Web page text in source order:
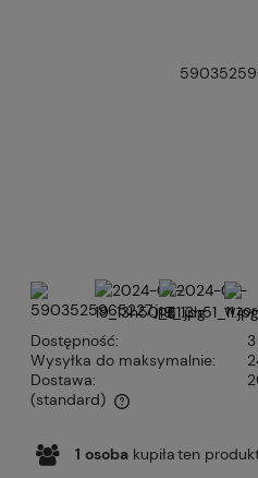
Dostępność:
3
Wysyłka do maksymalnie:
Dostawa:
(standard)
Cena nie zawiera
1 osoba kupiłaten